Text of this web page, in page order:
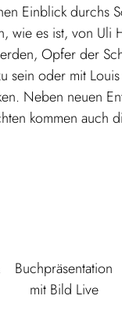
Einblick durchs
wie es ist, von Uli
Opfer der
sein oder mit
Neben neuen
kommen auch
Buchpräsentation
mit Bild Live